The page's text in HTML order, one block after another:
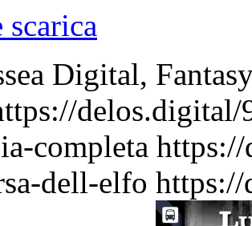
scarica
Digital,
completa
dell-elfo https://